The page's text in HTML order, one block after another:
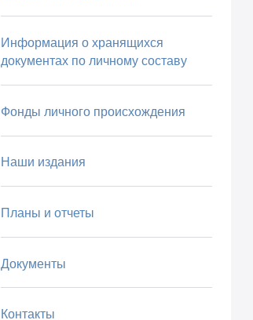
Информация о хранящихся
документах по личному составу
Фонды личного происхождения
Наши издания
Планы и отчеты
Документы
Контакты